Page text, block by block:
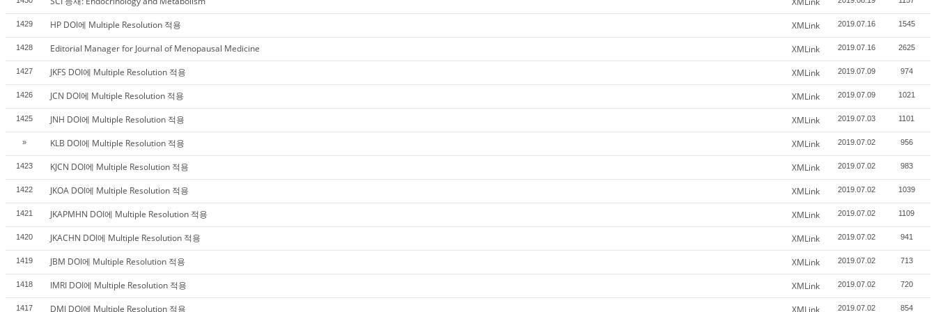
1429 HP DOI에 Multiple Resolution 적용 XMLink 2019.07.16 1545
1428 Editorial Manager for Journal of Menopausal Medicine XMLink 2019.07.16 2625
1427 JKFS DOI에 Multiple Resolution 적용 XMLink 2019.07.09 974
1426 JCN DOI에 Multiple Resolution 적용 XMLink 2019.07.09 1021
1425 JNH DOI에 Multiple Resolution 적용 XMLink 2019.07.03 1101
» KLB DOI에 Multiple Resolution 적용 XMLink 2019.07.02 956
1423 KJCN DOI에 Multiple Resolution 적용 XMLink 2019.07.02 983
1422 JKOA DOI에 Multiple Resolution 적용 XMLink 2019.07.02 1039
1421 JKAPMHN DOI에 Multiple Resolution 적용 XMLink 2019.07.02 1109
1420 JKACHN DOI에 Multiple Resolution 적용 XMLink 2019.07.02 941
1419 JBM DOI에 Multiple Resolution 적용 XMLink 2019.07.02 713
1418 IMRI DOI에 Multiple Resolution 적용 XMLink 2019.07.02 720
1417 DMJ DOI에 Multiple Resolution 적용 XMLink 2019.07.02 854